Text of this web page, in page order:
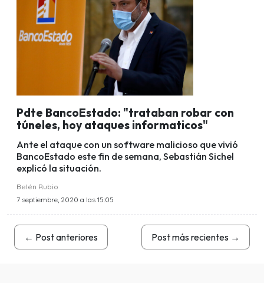
Pdte BancoEstado: "trataban robar con
túneles, hoy ataques informaticos"
Ante el ataque con un software malicioso que vivió
BancoEstado este fin de semana, Sebastián Sichel
explicó la situación.
Belén Rubio
7 septiembre, 2020 a las 15:05
← Post anteriores Post más recientes →